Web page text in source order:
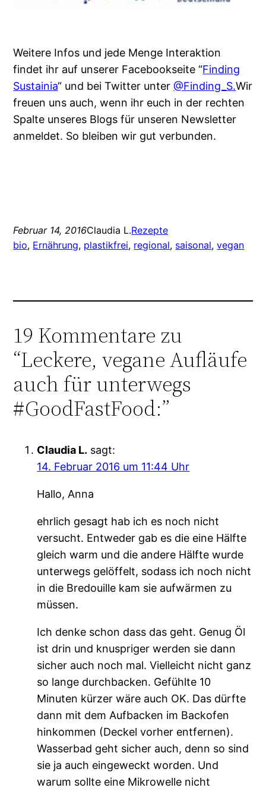
Weitere Infos und jede Menge Interaktion
findet ihr auf unserer Facebookseite “Finding
Sustainia“ und bei Twitter unter@Finding_S.Wir
freuen uns auch, wenn ihr euch in der rechten
Spalte unseres Blogs für unseren Newsletter
anmeldet. So bleiben wir gut verbunden.
Februar 14, 2016Claudia L.Rezepte
bio, Ernährung, plastikfrei, regional, saisonal, vegan
19 Kommentare zu
“Leckere, vegane Aufläufe
auch für unterwegs
#GoodFastFood:”
Claudia L. sagt:
14. Februar 2016 um 11:44 Uhr
Hallo, Anna
ehrlich gesagt hab ich es noch nicht
versucht. Entweder gab es die eine Hälfte
gleich warm und die andere Hälfte wurde
unterwegs gelöffelt, sodass ich noch nicht
in die Bredouille kam sie aufwärmen zu
müssen.
Ich denke schon dass das geht. Genug Öl
ist drin und knuspriger werden sie dann
sicher auch noch mal. Vielleicht nicht ganz
so lange durchbacken. Gefühlte 10
Minuten kürzer wäre auch OK. Das dürfte
dann mit dem Aufbacken im Backofen
hinkommen (Deckel vorher entfernen).
Wasserbad geht sicher auch, denn so sind
sie ja auch eingeweckt worden. Und
warum sollte eine Mikrowelle nicht